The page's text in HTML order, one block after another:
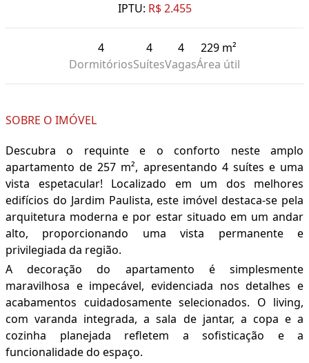
IPTU: R$ 2.455
4
Dormitórios
4
Suítes
4
Vagas
229 m²
Área útil
SOBRE O IMÓVEL
Descubra o requinte e o conforto neste amplo
apartamento de 257 m², apresentando 4 suítes e uma
vista espetacular! Localizado em um dos melhores
edifícios do Jardim Paulista, este imóvel destaca-se pela
arquitetura moderna e por estar situado em um andar
alto, proporcionando uma vista permanente e
privilegiada da região.
A decoração do apartamento é simplesmente
maravilhosa e impecável, evidenciada nos detalhes e
acabamentos cuidadosamente selecionados. O living,
com varanda integrada, a sala de jantar, a copa e a
cozinha planejada refletem a sofisticação e a
funcionalidade do espaço.